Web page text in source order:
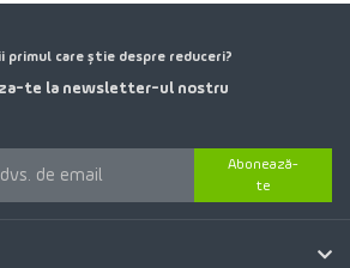
primul care știe despre reduceri?
te la newsletter-ul nostru
Abonează-
te